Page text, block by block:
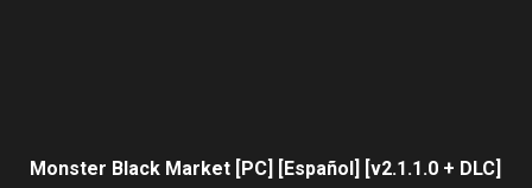
Monster Black Market [PC] [Español] [v2.1.1.0 + DLC]